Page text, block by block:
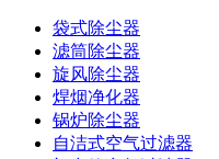
袋式除尘器
滤筒除尘器
旋风除尘器
焊烟净化器
锅炉除尘器
自洁式空气过滤器